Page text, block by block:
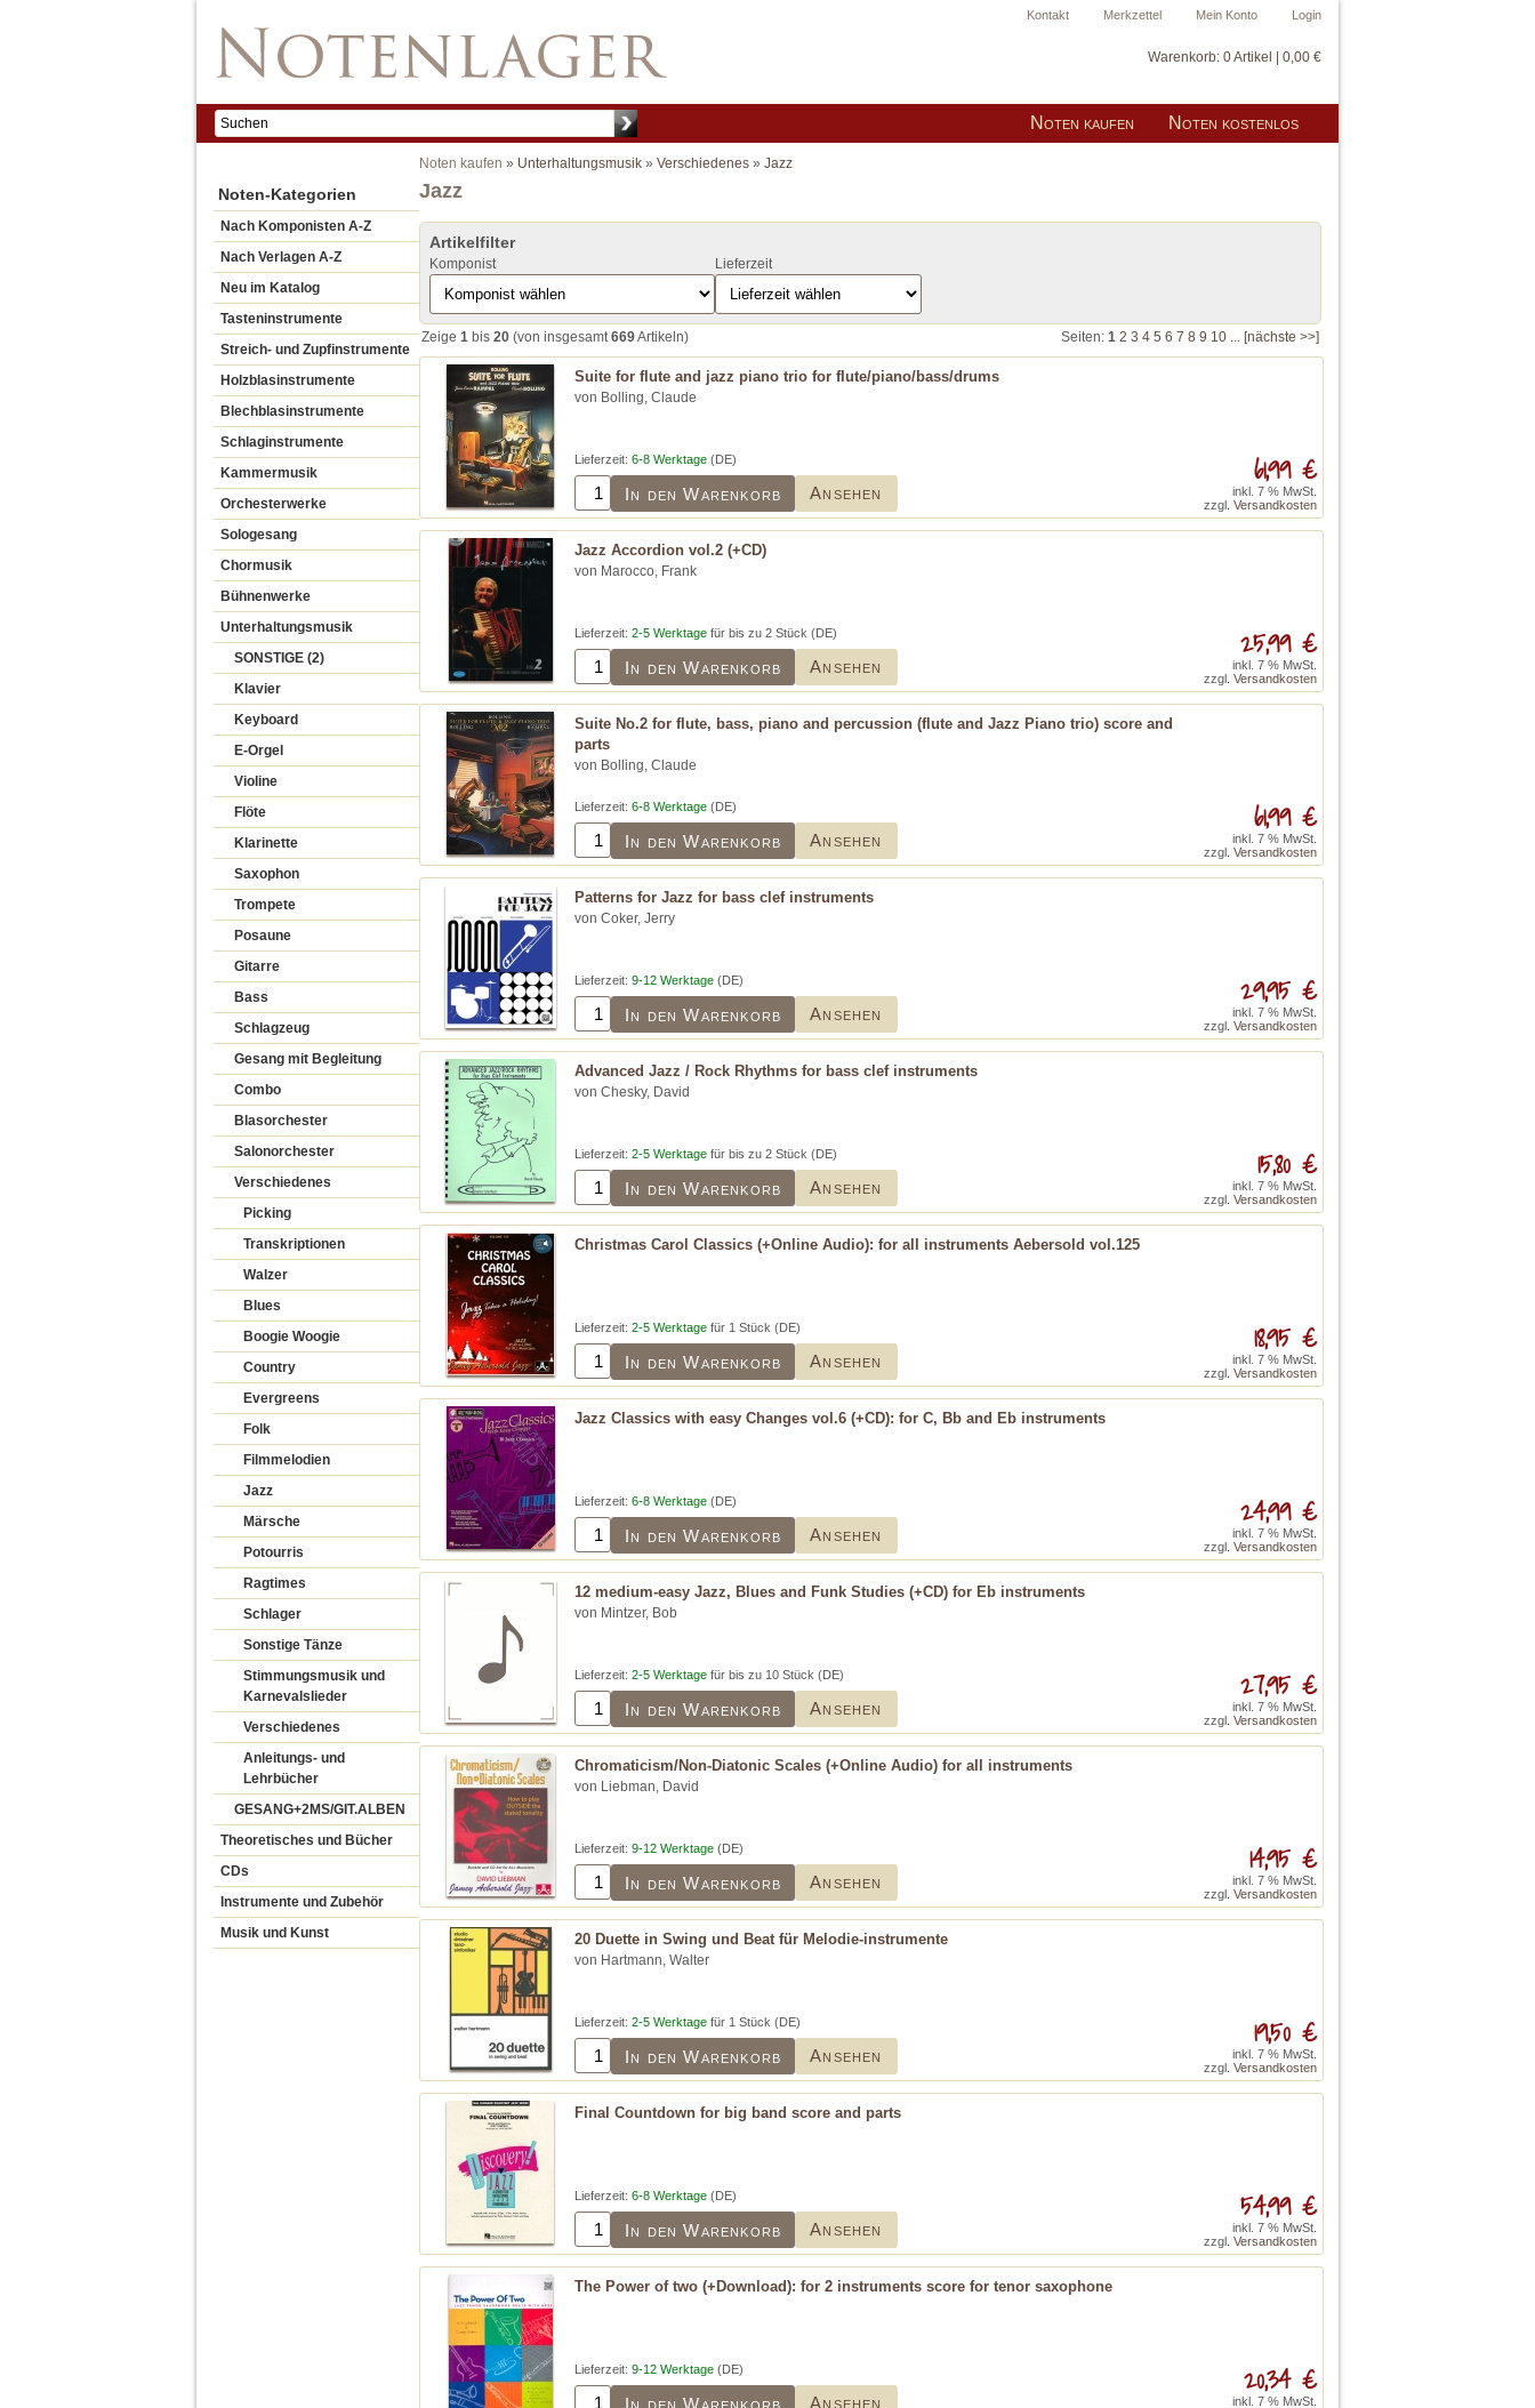
Login
Mein Konto
Merkzettel
Kontakt
Warenkorb: 0 Artikel | 0,00 €
Noten kaufen Noten kostenlos
Noten-Kategorien
Nach Komponisten A-Z
Nach Verlagen A-Z
Neu im Katalog
Tasteninstrumente
Streich- und Zupfinstrumente
Holzblasinstrumente
Blechblasinstrumente
Schlaginstrumente
Kammermusik
Orchesterwerke
Sologesang
Chormusik
Bühnenwerke
Unterhaltungsmusik
SONSTIGE (2)
Klavier
Keyboard
E-Orgel
Violine
Flöte
Klarinette
Saxophon
Trompete
Posaune
Gitarre
Bass
Schlagzeug
Gesang mit Begleitung
Combo
Blasorchester
Salonorchester
Verschiedenes
Picking
Transkriptionen
Walzer
Blues
Boogie Woogie
Country
Evergreens
Folk
Filmmelodien
Jazz
Märsche
Potourris
Ragtimes
Schlager
Sonstige Tänze
Stimmungsmusik und
Karnevalslieder
Verschiedenes
Anleitungs- und
Lehrbücher
GESANG+2MS/GIT.ALBEN
Theoretisches und Bücher
CDs
Instrumente und Zubehör
Musik und Kunst
Noten kaufen » Unterhaltungsmusik » Verschiedenes » Jazz
Jazz
Artikelfilter
Komponist Lieferzeit
Zeige 1 bis 20 (von insgesamt669Artikeln) Seiten: 1 2 3 4 5 6 7 8 9 10 ... [nächste >>]
Suite for flute and jazz piano trio for flute/piano/bass/drums
von Bolling, Claude
Lieferzeit: 6-8 Werktage (DE)
In den Warenkorb Ansehen
61,99 €
inkl. 7 % MwSt.
zzgl. Versandkosten
Jazz Accordion vol.2 (+CD)
von Marocco, Frank
Lieferzeit: 2-5 Werktage für bis zu 2 Stück (DE)
In den Warenkorb Ansehen
25,99 €
inkl. 7 % MwSt.
zzgl. Versandkosten
Suite No.2 for flute, bass, piano and percussion (flute and Jazz Piano trio) score and
parts
von Bolling, Claude
Lieferzeit: 6-8 Werktage (DE)
In den Warenkorb Ansehen
61,99 €
inkl. 7 % MwSt.
zzgl. Versandkosten
Patterns for Jazz for bass clef instruments
von Coker, Jerry
Lieferzeit: 9-12 Werktage (DE)
In den Warenkorb Ansehen
29,95 €
inkl. 7 % MwSt.
zzgl. Versandkosten
Advanced Jazz / Rock Rhythms for bass clef instruments
von Chesky, David
Lieferzeit: 2-5 Werktage für bis zu 2 Stück (DE)
In den Warenkorb Ansehen
15,80 €
inkl. 7 % MwSt.
zzgl. Versandkosten
Christmas Carol Classics (+Online Audio): for all instruments Aebersold vol.125
Lieferzeit: 2-5 Werktage für 1 Stück (DE)
In den Warenkorb Ansehen
18,95 €
inkl. 7 % MwSt.
zzgl. Versandkosten
Jazz Classics with easy Changes vol.6 (+CD): for C, Bb and Eb instruments
Lieferzeit: 6-8 Werktage (DE)
In den Warenkorb Ansehen
24,99 €
inkl. 7 % MwSt.
zzgl. Versandkosten
12 medium-easy Jazz, Blues and Funk Studies (+CD) for Eb instruments
von Mintzer, Bob
Lieferzeit: 2-5 Werktage für bis zu 10 Stück (DE)
In den Warenkorb Ansehen
27,95 €
inkl. 7 % MwSt.
zzgl. Versandkosten
Chromaticism/Non-Diatonic Scales (+Online Audio) for all instruments
von Liebman, David
Lieferzeit: 9-12 Werktage (DE)
In den Warenkorb Ansehen
14,95 €
inkl. 7 % MwSt.
zzgl. Versandkosten
20 Duette in Swing und Beat für Melodie-instrumente
von Hartmann, Walter
Lieferzeit: 2-5 Werktage für 1 Stück (DE)
In den Warenkorb Ansehen
19,50 €
inkl. 7 % MwSt.
zzgl. Versandkosten
Final Countdown for big band score and parts
Lieferzeit: 6-8 Werktage (DE)
In den Warenkorb Ansehen
54,99 €
inkl. 7 % MwSt.
zzgl. Versandkosten
The Power of two (+Download): for 2 instruments score for tenor saxophone
Lieferzeit: 9-12 Werktage (DE)
In den Warenkorb Ansehen
20,34 €
inkl. 7 % MwSt.